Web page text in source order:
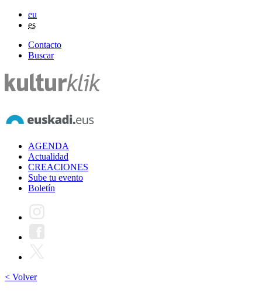
eu
es
Contacto
Buscar
AGENDA
Actualidad
CREACIONES
Sube tu evento
Boletín
< Volver